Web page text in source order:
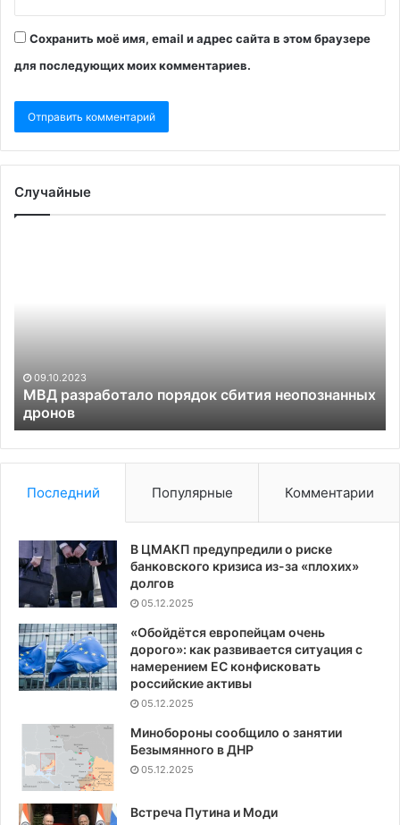
Сохранить моё имя, email и адрес сайта в этом браузере
для последующих моих комментариев.
Случайные
09.10.2023
МВД разработало порядок сбития неопознанных
дронов
Последний Популярные Комментарии
В ЦМАКП предупредили о риске
банковского кризиса из-за «плохих»
долгов
05.12.2025
«Обойдётся европейцам очень
дорого»: как развивается ситуация с
намерением ЕС конфисковать
российские активы
05.12.2025
Минобороны сообщило о занятии
Безымянного в ДНР
05.12.2025
Встреча Путина и Моди